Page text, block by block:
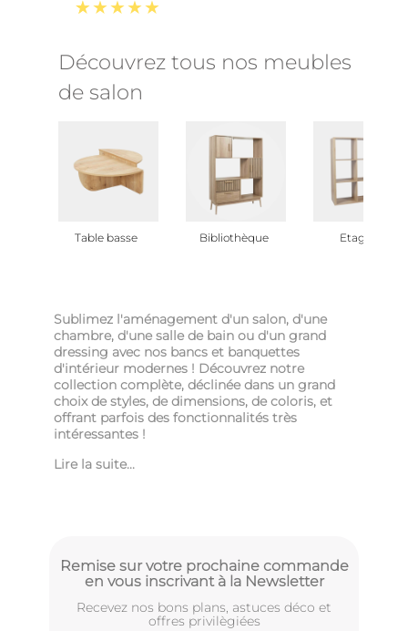
Découvrez tous nos meubles
de salon
Table basse Bibliothèque Etagère
Sublimez l'aménagement d'un salon, d'une
chambre, d'une salle de bain ou d'un grand
dressing avec nos bancs et banquettes
d'intérieur modernes ! Découvrez notre
collection complète, déclinée dans un grand
choix de styles, de dimensions, de coloris, et
offrant parfois des fonctionnalités très
intéressantes !
Lire la suite...
Remise sur votre prochaine commande
en vous inscrivant à la Newsletter
Recevez nos bons plans, astuces déco et
offres privilègiées